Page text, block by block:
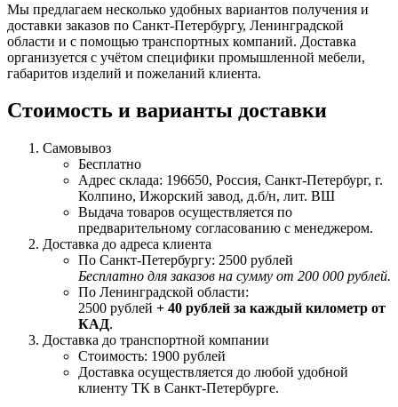
Мы предлагаем несколько удобных вариантов получения и
доставки заказов по Санкт-Петербургу, Ленинградской
области и с помощью транспортных компаний. Доставка
организуется с учётом специфики промышленной мебели,
габаритов изделий и пожеланий клиента.
Стоимость и варианты доставки
Самовывоз
Бесплатно
Адрес склада: 196650, Россия, Санкт-Петербург, г.
Колпино, Ижорский завод, д.б/н, лит. ВШ
Выдача товаров осуществляется по
предварительному согласованию с менеджером.
Доставка до адреса клиента
По Санкт-Петербургу: 2500 рублей
Бесплатно для заказов на сумму от 200 000 рублей.
По Ленинградской области:
2500 рублей + 40 рублей за каждый километр от
КАД.
Доставка до транспортной компании
Стоимость: 1900 рублей
Доставка осуществляется до любой удобной
клиенту ТК в Санкт-Петербурге.